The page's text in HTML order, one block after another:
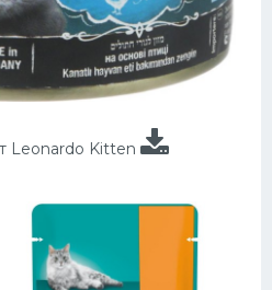
Leonardo Kitten